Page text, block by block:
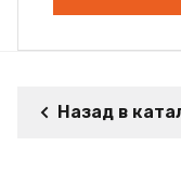
Назад в